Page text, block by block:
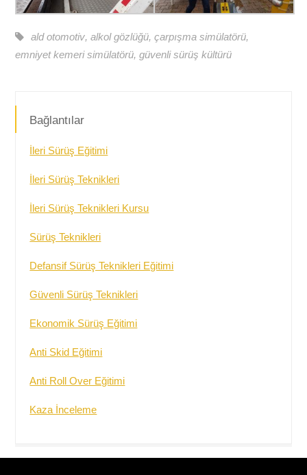
ald otomotiv,alkol gözlüğü,çarpışma simülatörü,
emniyet kemeri simülatörü,güvenli sürüş kültürü
Bağlantılar
İleri Sürüş Eğitimi
İleri Sürüş Teknikleri
İleri Sürüş Teknikleri Kursu
Sürüş Teknikleri
Defansif Sürüş Teknikleri Eğitimi
Güvenli Sürüş Teknikleri
Ekonomik Sürüş Eğitimi
Anti Skid Eğitimi
Anti Roll Over Eğitimi
Kaza İnceleme